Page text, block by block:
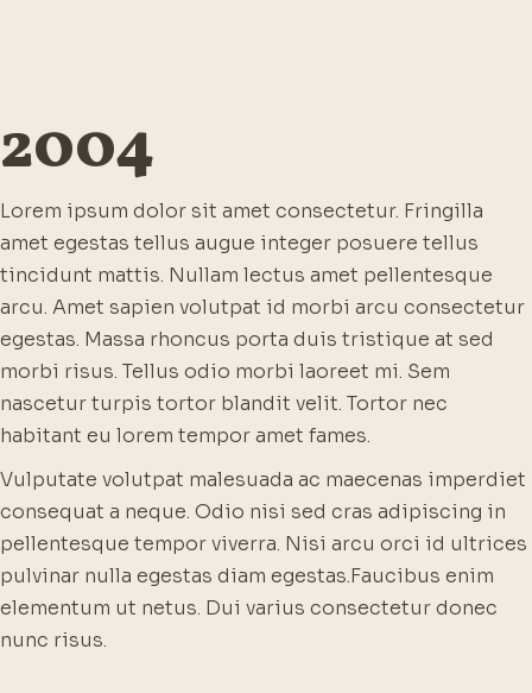
2004
Lorem ipsum dolor sit amet consectetur. Fringilla
amet egestas tellus augue integer posuere tellus
tincidunt mattis. Nullam lectus amet pellentesque
arcu. Amet sapien volutpat id morbi arcu consectetur
egestas. Massa rhoncus porta duis tristique at sed
morbi risus. Tellus odio morbi laoreet mi. Sem
nascetur turpis tortor blandit velit. Tortor nec
habitant eu lorem tempor amet fames.
Vulputate volutpat malesuada ac maecenas imperdiet
consequat a neque. Odio nisi sed cras adipiscing in
pellentesque tempor viverra. Nisi arcu orci id ultrices
pulvinar nulla egestas diam egestas.Faucibus enim
elementum ut netus. Dui varius consectetur donec
nunc risus.